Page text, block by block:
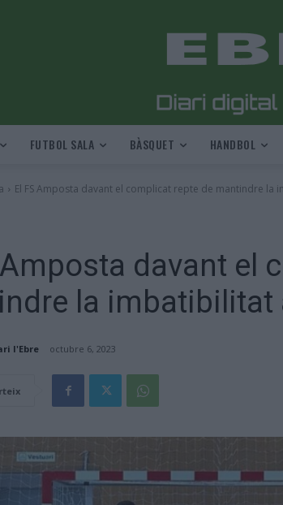
FUTBOL SALA BÀSQUET HANDBOL
El FS Amposta davant el complicat repte de mantindre la
Amposta davant el
la imbatibilitat
l'Ebre octubre 6, 2023